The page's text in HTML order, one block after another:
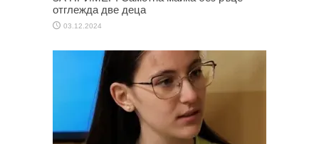
отглежда две деца
03.12.2024